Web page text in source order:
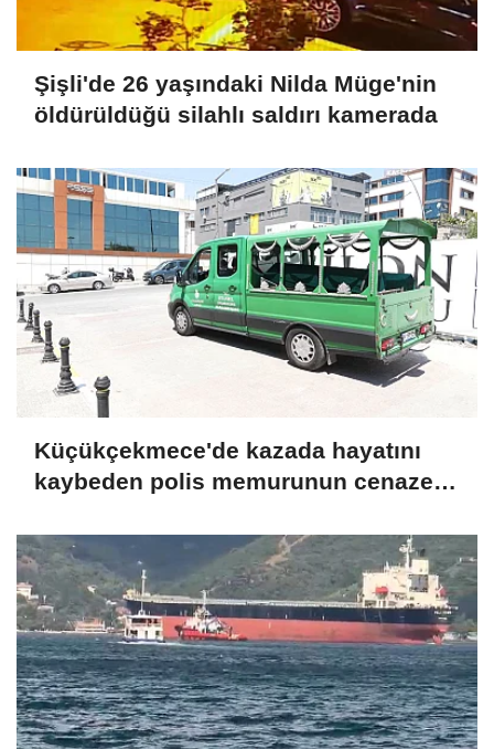
Şişli'de 26 yaşındaki Nilda Müge'nin
öldürüldüğü silahlı saldırı kamerada
Küçükçekmece'de kazada hayatını
kaybeden polis memurunun cenazesi